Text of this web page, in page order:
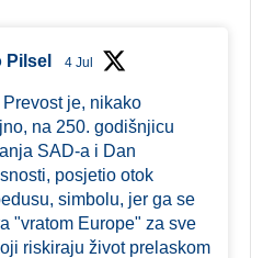
Pilsel 4 Jul
Prevost je, nikako
na 250. godišnjicu
SAD-a i Dan
posjetio otok
simbolu, jer ga se
"vratom Europe" za sve
riskiraju život prelaskom